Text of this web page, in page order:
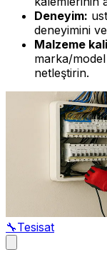
Deneyim:
deneyimini
Malzeme
marka/
netleştirin.
🔧Tesisat